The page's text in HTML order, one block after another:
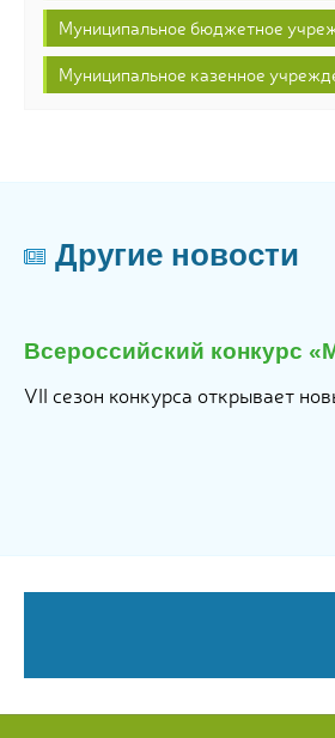
Муниципальное бюджетное
Муниципальное казенное
Другие новости
Всероссийский конкурс
VII сезон конкурса открывает